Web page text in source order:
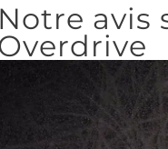
Notre avis